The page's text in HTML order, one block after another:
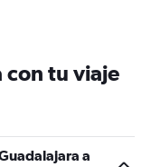
tu viaje
a